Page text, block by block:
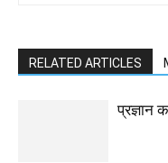
RELATED ARTICLES
प्रज्ञान